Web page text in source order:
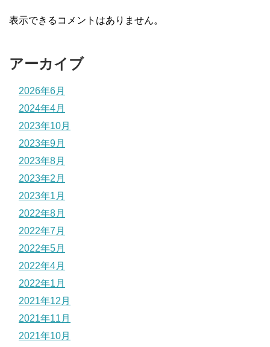
表示できるコメントはありません。
アーカイブ
2026年6月
2024年4月
2023年10月
2023年9月
2023年8月
2023年2月
2023年1月
2022年8月
2022年7月
2022年5月
2022年4月
2022年1月
2021年12月
2021年11月
2021年10月